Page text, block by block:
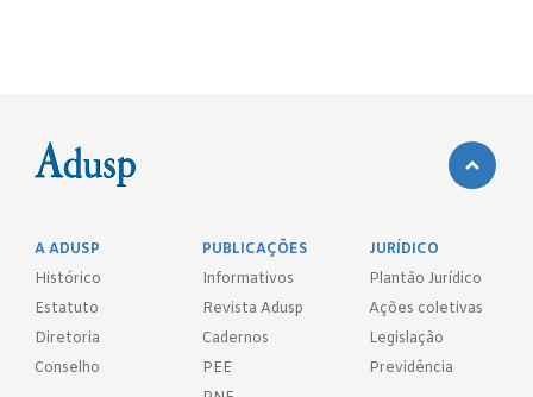
A ADUSP
Histórico
Estatuto
Diretoria
Conselho
PUBLICAÇÕES
Informativos
Revista Adusp
Cadernos
PEE
JURÍDICO
Plantão Jurídico
Ações coletivas
Legislação
Previdência